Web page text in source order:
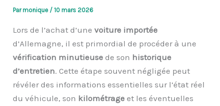
Parmonique /10 mars 2026
Lors de l’achat d’unevoiture importée
d’Allemagne, il est primordial de procéder à une
vérification minutieuse de son historique
d’entretien. Cette étape souvent négligée peut
révéler des informations essentielles sur l’état réel
du véhicule, son kilométrage et les éventuelles